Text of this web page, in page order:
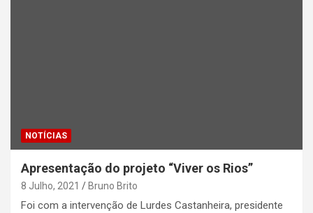
NOTÍCIAS
Apresentação do projeto “Viver os Rios”
8 Julho, 2021 Bruno Brito
Foi com a intervenção de Lurdes Castanheira, presidente